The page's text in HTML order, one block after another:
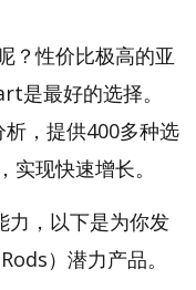
？性价比极高的亚
是最好的选择。
析，提供400多种选
现快速增长。
，以下是为你发
）潜力产品。